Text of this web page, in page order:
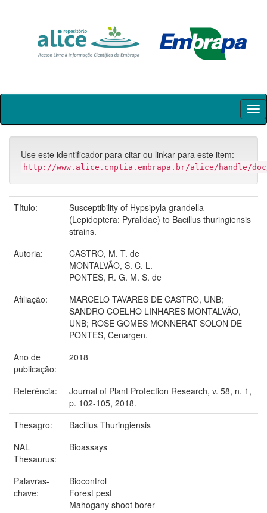
Skip
Use este identificador para citar ou linkar para este item:
http://www.alice.cnptia.embrapa.br/alice/handle/doc/
Título:
Susceptibility of Hypsipyla grandella
(Lepidoptera: Pyralidae) to Bacillus thuringiensis
strains.
Autoria:
CASTRO, M. T. de
MONTALVÃO, S. C. L.
PONTES, R. G. M. S. de
Afiliação:
MARCELO TAVARES DE CASTRO, UNB;
SANDRO COELHO LINHARES MONTALVÃO,
UNB; ROSE GOMES MONNERAT SOLON DE
PONTES, Cenargen.
Ano de
publicação:
2018
Referência:
Journal of Plant Protection Research, v. 58, n. 1,
p. 102-105, 2018.
Thesagro:
Bacillus Thuringiensis
NAL
Thesaurus:
Bioassays
Palavras-
chave:
Biocontrol
Forest pest
Mahogany shoot borer